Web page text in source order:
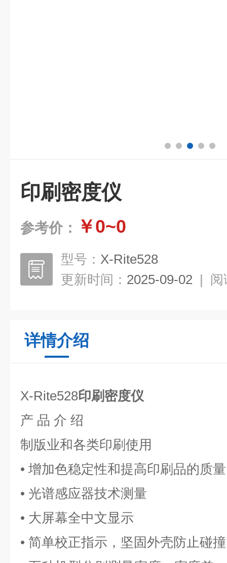
印刷密度仪
参考价： ￥0~0
型号： X-Rite528
更新时间： 2025-09-02 | 阅
详情介绍
X-Rite528印刷密度仪
产 品 介 绍
制版业和各类印刷使用
• 增加色稳定性和提高印刷品的质
• 光谱感应器技术测量
• 大屏幕全中文显示
• 简单校正指示，坚固外壳防止碰